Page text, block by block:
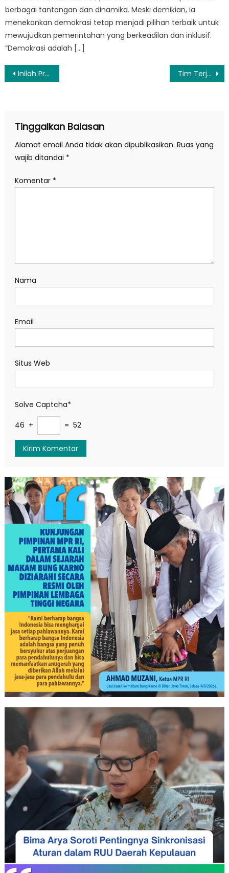
berbagai tantangan dan dinamika. Meski demikian, ia
menekankan demokrasi tetap menjadi pilihan terbaik untuk
mewujudkan pemerintahan yang berkeadilan dan inklusif.
“Demokrasi adalah […]
Navigasi
Inilah Profil Rita Widyasari, Pemilik 91 kendaraan Mewah Yang Disita KPK Tim Terjun Payung Polri Raih Prestasi di Kejuaraan Skydiving Asia dan Dunia
Tinggalkan Balasan
Alamat email Anda tidak akan dipublikasikan. Ruas yang
wajib ditandai *
Komentar *
Nama
Email
Situs Web
Solve Captcha*
46 +
= 52